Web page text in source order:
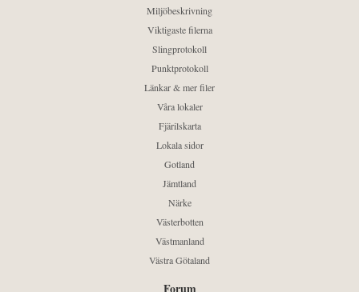
Miljöbeskrivning
Viktigaste filerna
Slingprotokoll
Punktprotokoll
Länkar & mer filer
Våra lokaler
Fjärilskarta
Lokala sidor
Gotland
Jämtland
Närke
Västerbotten
Västmanland
Västra Götaland
Forum